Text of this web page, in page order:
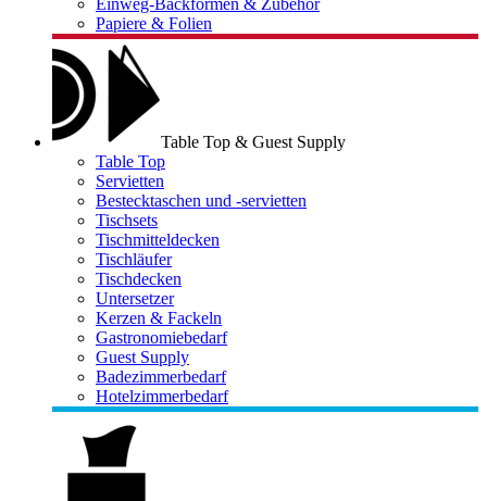
Einweg-Backformen & Zubehör
Papiere & Folien
Table Top & Guest Supply
Table Top
Servietten
Bestecktaschen und -servietten
Tischsets
Tischmitteldecken
Tischläufer
Tischdecken
Untersetzer
Kerzen & Fackeln
Gastronomiebedarf
Guest Supply
Badezimmerbedarf
Hotelzimmerbedarf